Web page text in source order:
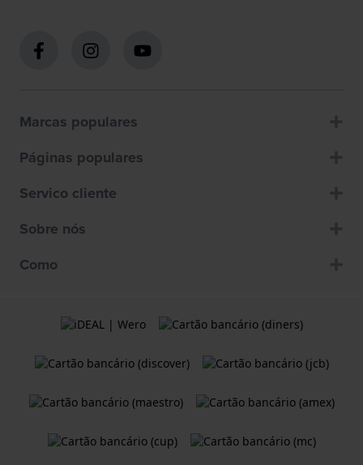
Marcas populares
Páginas populares
Servico cliente
Sobre nós
Como